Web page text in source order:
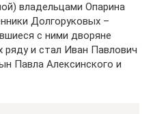
владельцами Опарина
Долгоруковых –
с ними дворяне
ряду и стал Иван Павлович
Павла Алексинского и